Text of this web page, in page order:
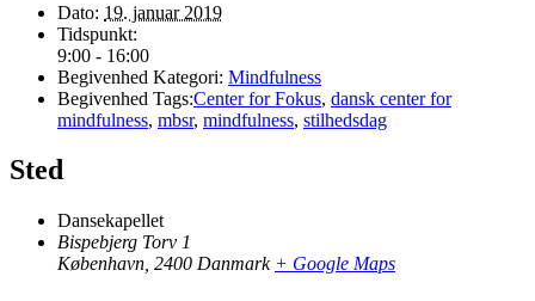
Dato: 19. januar 2019
Tidspunkt:
9:00 - 16:00
Begivenhed Kategori: Mindfulness
Begivenhed Tags:Center for Fokus, dansk center for
mindfulness, mbsr, mindfulness, stilhedsdag
Sted
Dansekapellet
Bispebjerg Torv 1
København 2400 Danmark + Google Maps